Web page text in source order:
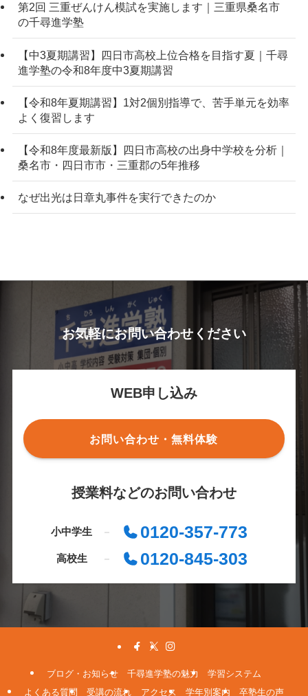
第2回 三重ぜんけん模試を実施します｜三重県桑名市
の千尋進学塾
【中3夏期講習】四日市高校上位合格を目指す夏｜千尋
進学塾の令和8年度中3夏期講習
【令和8年夏期講習】1対2個別指導で、苦手単元を効率
よく復習します
【令和8年度最新版】四日市高校の出身中学校を分析｜
桑名市・四日市市・三重郡の5年推移
なぜ出光は日章丸事件を実行できたのか
お気軽にお問い合わせください
WEB申し込み
お問い合わせ・無料体験
授業料などのお問い合わせ
小中学生 0120-357-773
高校生 0120-845-303
ブログ・お知らせ 千尋進学塾の魅力
学習システム
よくある質問
受講の流れ アクセス 学年別案内 卒塾生の声